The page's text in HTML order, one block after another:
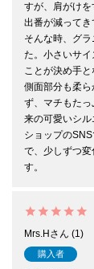
すが、肩がけ
出番が減ってき
そんな時、グ
た。小さいサ
ことが決め手と
側面部分も柔
ず、マチもた
来の可愛いシル
ショップの
で、少しずつ
す。
Mrs.H 1
購入者